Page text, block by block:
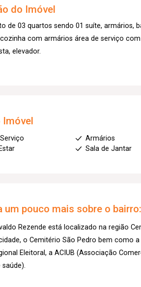
do Imóvel
de 03 quartos sendo 01 suíte, armários,
com armários área de serviço
elevador.
Imóvel
Armários
Sala de Jantar
um pouco mais sobre o bairro:
Rezende está localizado na região
o Cemitério São Pedro bem como a
Eleitoral, a ACIUB (Associação
saúde).